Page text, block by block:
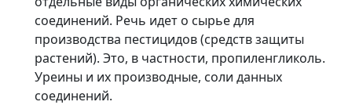
соединений. Речь идет о сырье для
производства пестицидов (средств защиты
растений). Это, в частности, пропиленгликоль.
Уреины и их производные, соли данных
соединений.